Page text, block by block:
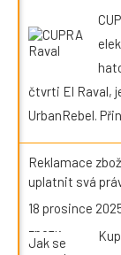
čtvrti El Raval,
UrbanRebel.
Reklamace
uplatnit svá
18 prosince